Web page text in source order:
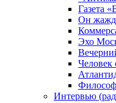
Газета
Он
Эхо
Человек
Интервью